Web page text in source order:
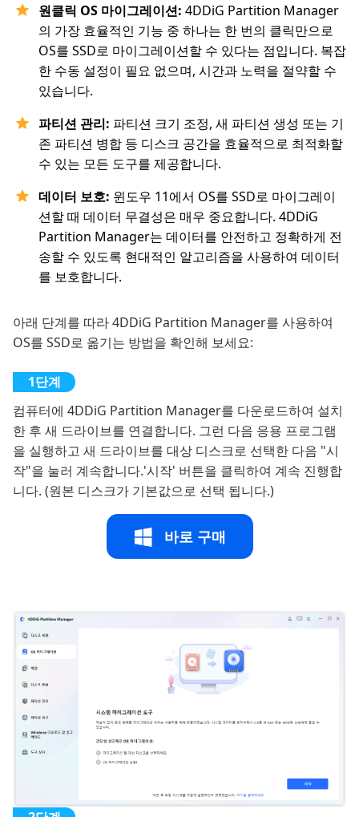
원클릭 OS 마이그레이션: 4DDiG Partition Manager
의 가장 효율적인 기능 중 하나는 한 번의 클릭만으로
OS를 SSD로 마이그레이션할 수 있다는 점입니다. 복잡
한 수동 설정이 필요 없으며, 시간과 노력을 절약할 수
있습니다.
파티션 관리: 파티션 크기 조정, 새 파티션 생성 또는 기
존 파티션 병합 등 디스크 공간을 효율적으로 최적화할
수 있는 모든 도구를 제공합니다.
데이터 보호: 윈도우 11에서 OS를 SSD로 마이그레이
션할 때 데이터 무결성은 매우 중요합니다. 4DDiG
Partition Manager는 데이터를 안전하고 정확하게 전
송할 수 있도록 현대적인 알고리즘을 사용하여 데이터
를 보호합니다.
아래 단계를 따라 4DDiG Partition Manager를 사용하여
OS를 SSD로 옮기는 방법을 확인해 보세요:
컴퓨터에 4DDiG Partition Manager를 다운로드하여 설치
한 후 새 드라이브를 연결합니다. 그런 다음 응용 프로그램
을 실행하고 새 드라이브를 대상 디스크로 선택한 다음 "시
작"을 눌러 계속합니다.'시작' 버튼을 클릭하여 계속 진행합
니다. (원본 디스크가 기본값으로 선택 됩니다.)
바로 구매